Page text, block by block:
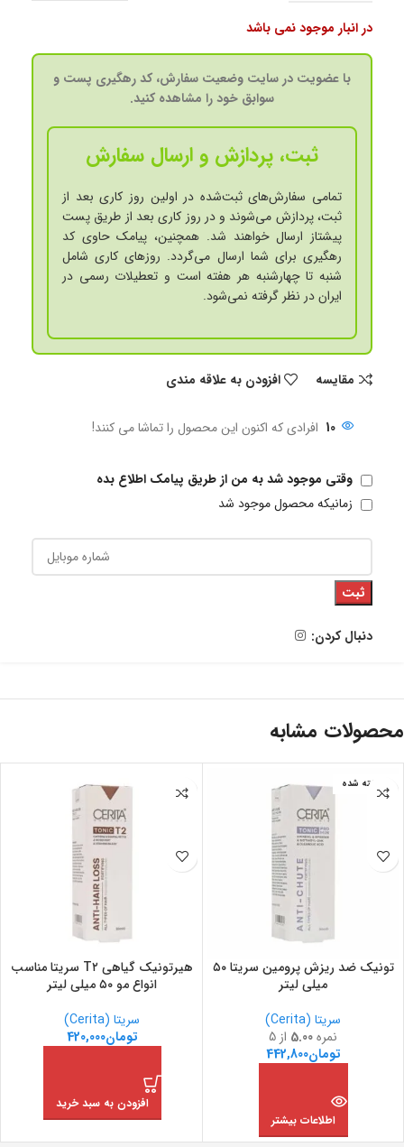
در انبار موجود نمی باشد
با عضویت در سایت وضعیت سفارش، کد رهگیری پست و
سوابق خود را مشاهده کنید.
ثبت، پردازش و ارسال سفارش
تمامی سفارش‌های ثبت‌شده در اولین روز کاری بعد از
ثبت، پردازش می‌شوند و در روز کاری بعد از طریق پست
پیشتاز ارسال خواهند شد. همچنین، پیامک حاوی کد
رهگیری برای شما ارسال می‌گردد. روزهای کاری شامل
شنبه تا چهارشنبه هر هفته است و تعطیلات رسمی در
ایران در نظر گرفته نمی‌شود.
مقايسه افزودن به علاقه مندی
10 افرادی که اکنون این محصول را تماشا می کنند!
وقتی موجود شد به من از طریق پیامک اطلاع بده
زمانیکه محصول موجود شد
ثبت
دنبال کردن:
محصولات مشابه
فروخته شده
تونیک ضد ریزش پرومین سریتا ۵۰
میلی لیتر
سریتا (Cerita)
نمره5.00 از 5
تومان442,800
اطلاعات بیشتر
هیرتونیک گیاهی T۲ سریتا مناسب
انواع مو ۵۰ میلی لیتر
سریتا (Cerita)
تومان420,000
افزودن به سبد خرید